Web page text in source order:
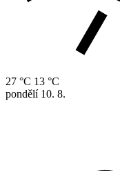
27 °C 13 °C
pondělí 10. 8.